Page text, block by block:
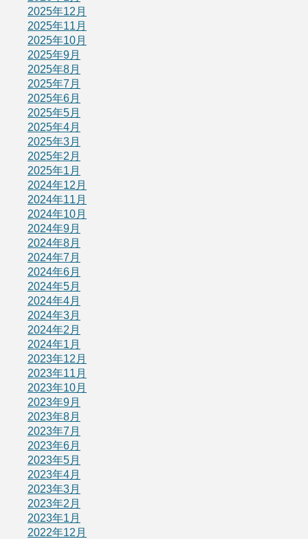
2025年12月
2025年11月
2025年10月
2025年9月
2025年8月
2025年7月
2025年6月
2025年5月
2025年4月
2025年3月
2025年2月
2025年1月
2024年12月
2024年11月
2024年10月
2024年9月
2024年8月
2024年7月
2024年6月
2024年5月
2024年4月
2024年3月
2024年2月
2024年1月
2023年12月
2023年11月
2023年10月
2023年9月
2023年8月
2023年7月
2023年6月
2023年5月
2023年4月
2023年3月
2023年2月
2023年1月
2022年12月